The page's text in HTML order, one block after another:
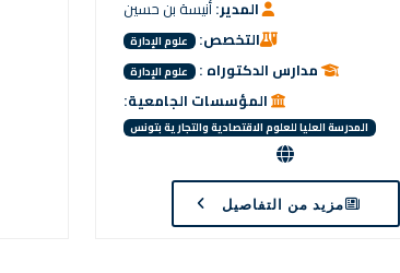
المدير: أنيسة بن حسين
التخصص:
علوم الإدارة
مدارس الدكتوراه : علوم الإدارة
المؤسسات الجامعية:
المدرسة العليا للعلوم الاقتصادية والتجارية بتونس
مزيد من التفاصيل